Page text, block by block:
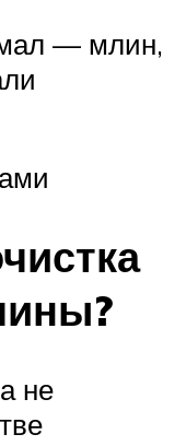
— млин,
не